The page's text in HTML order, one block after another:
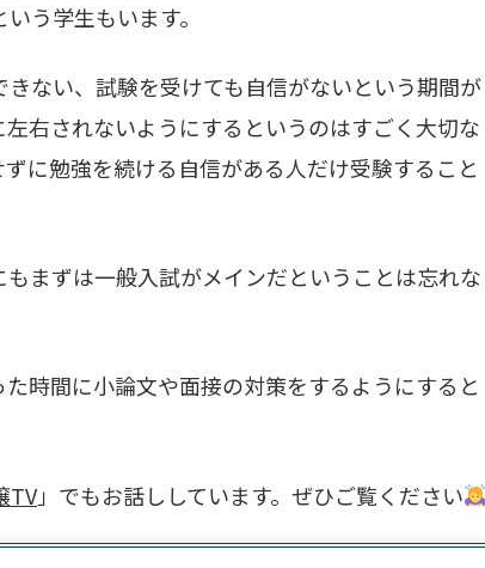
う学生もいます。
ない、試験を受けても自信がないという期間が
右されないようにするというのはすごく大切な
に勉強を続ける自信がある人だけ受験すること
まずは一般入試がメインだということは忘れな
時間に小論文や面接の対策をするようにすると
TV」でもお話ししています。ぜひご覧ください